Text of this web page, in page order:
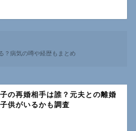
？病気の噂や経歴もまとめ
の再婚相手は誰？元夫との離婚
供がいるかも調査